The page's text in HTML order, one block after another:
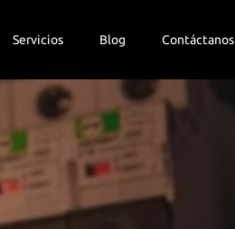
Servicios Blog Contáctanos